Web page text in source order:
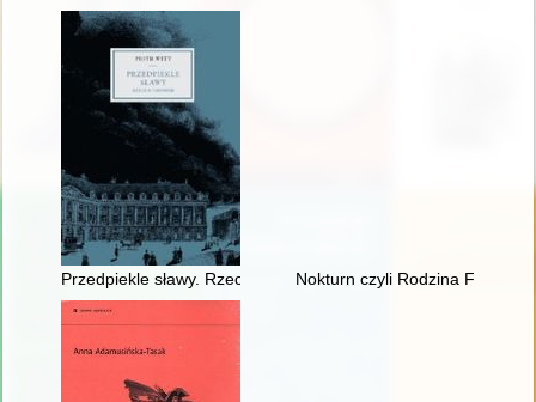
Przedpiekle sławy. Rzecz o ChopinieNokturn czyli Rodzina